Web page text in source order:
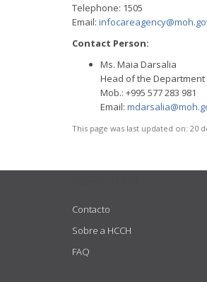
Telephone: 1505
Email:
Contact Person:
Ms. Maia Darsalia
Head of the
Mob.: +995 577 283 981
Email:
This page was last updated on: 20
Contacto
Sobre a HCCH
FAQ